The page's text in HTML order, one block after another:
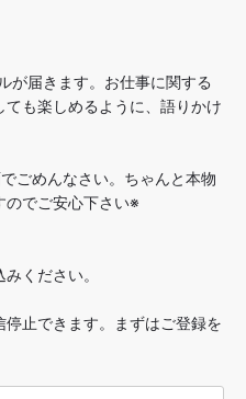
が届きます。お仕事に関する
も楽しめるように、語りかけ
ごめんなさい。ちゃんと本物
のでご安心下さい※
ください。
止できます。まずはご登録を